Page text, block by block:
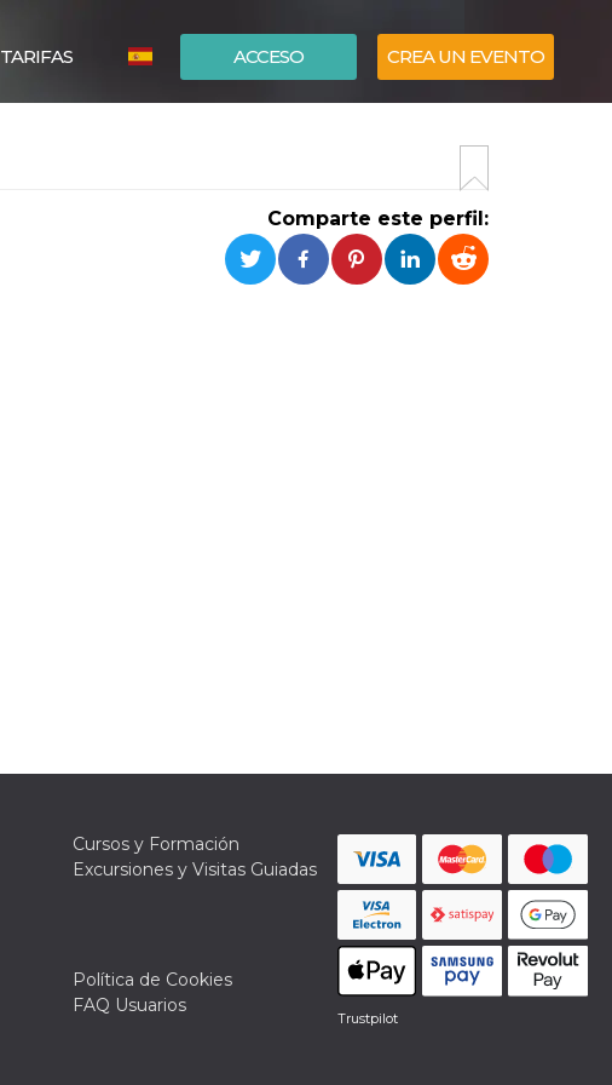
ACCESO CREA UN EVENTO
TARIFAS
Comparte este perfil:
Cursos y Formación
Excursiones y Visitas Guiadas
Política de Cookies
FAQ Usuarios
Trustpilot